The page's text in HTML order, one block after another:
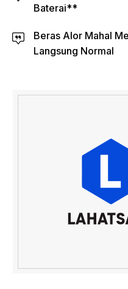
Baterai**
Beras Alor Mahal
Langsung Normal